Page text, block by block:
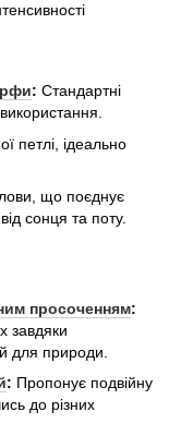
: Стандартні
петлі, ідеально
що поєднує
сонця та поту.
просоченням:
завдяки
для природи.
: Пропонує подвійну
до різних